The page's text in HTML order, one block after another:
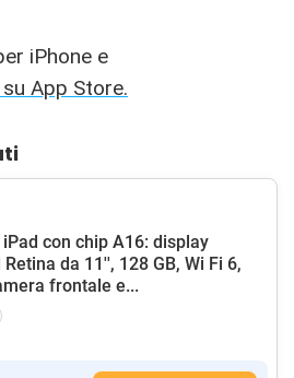
iPhone e
App Store.
con chip A16: display
da 11'', 128 GB, Wi Fi 6,
frontale e...